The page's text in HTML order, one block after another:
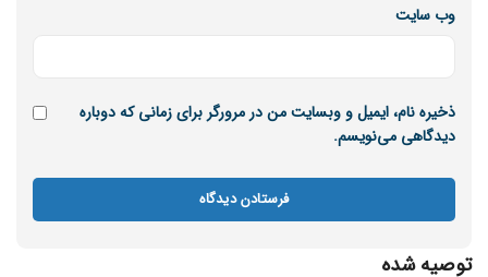
وب‌ سایت
ذخیره نام، ایمیل و وبسایت من در مرورگر برای زمانی که دوباره
دیدگاهی می‌نویسم.
توصیه شده